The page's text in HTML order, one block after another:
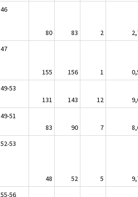
46
80 83 2
47
155 156 1
49-53
131
143 12
49-51
83
90 7
52-53
48 52 5
55-56